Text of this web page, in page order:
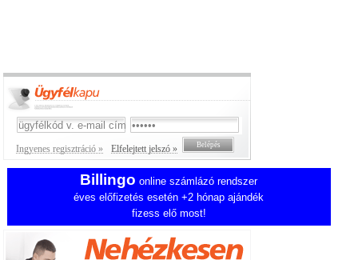
Ingyenes regisztráció » Elfelejtett jelszó »
Billingo online számlázó rendszer
éves előfizetés esetén +2 hónap ajándék
fizess elő most!